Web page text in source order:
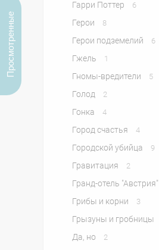
Гарри Поттер 6
Герои 8
Герои подземелий 6
Гжель 1
Гномы-вредители 5
Голод 2
Гонка 4
Город счастья 4
Городской убийца 9
Гравитация 2
Гранд-отель "Австрия"
Грибы и корни 3
Грызуны и гробницы
Да, но 2
Просмотренные